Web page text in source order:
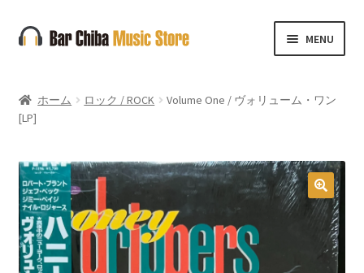
ナ
ビ
ー
シ
へ
ス
キ
ッ
プ
コ
ン
ン
ツ
キ
ッ
プ
MENU
ホーム ロック / ROCK
Volume One / ヴォリューム・ワン
[LP]
🔍